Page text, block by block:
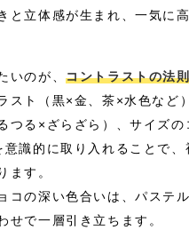
と立体感が生まれ、一気に
いのが、コントラストの法
スト（黒×金、茶×水色など
つる×ざらざら）、サイズの
意識的に取り入れることで
ます。
コの深い色合いは、パステ
せで一層引き立ちます。